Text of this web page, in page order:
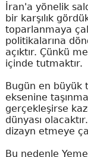
İran'a yönelik
bir karşılık
toparlanmaya
politikalarına
açıktır. Çünkü
içinde tutmaktır.
Bugün en büyük
eksenine
gerçekleşirse
dünyası
dizayn etmeye
Bu nedenle